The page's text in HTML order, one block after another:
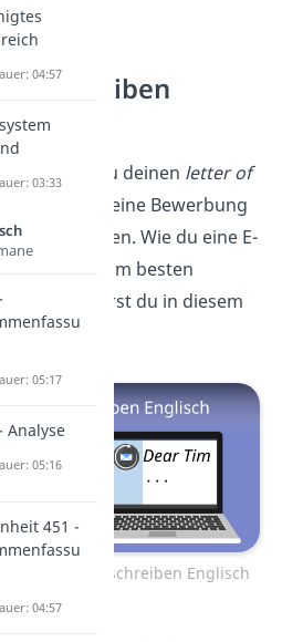
schreiben
musst du deinen letter of
bzw. deine Bewerbung
verschicken. Wie du eine E-
auf Englisch am besten
erfährst du in diesem
.
Video: E-Mail schreiben Englisch
04:57
03:33
05:17
Analyse
05:16
451 -
04:57